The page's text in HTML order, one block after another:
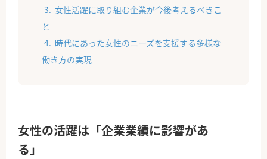
女性活躍に取り組む企業が今後考えるべきこ
と
時代にあった女性のニーズを支援する多様な
働き方の実現
女性の活躍は「企業業績に影響があ
る」